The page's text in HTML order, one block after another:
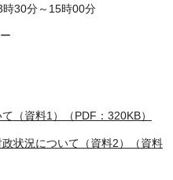
時30分～15時00分
（資料1）（PDF：320KB）
状況について（資料2）（資料